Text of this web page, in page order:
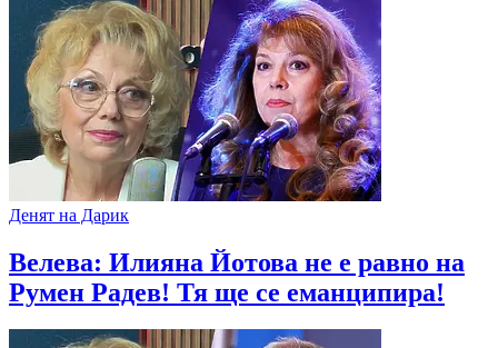
Денят на Дарик
Велева: Илияна Йотова не е равно на
Румен Радев! Тя ще се еманципира!